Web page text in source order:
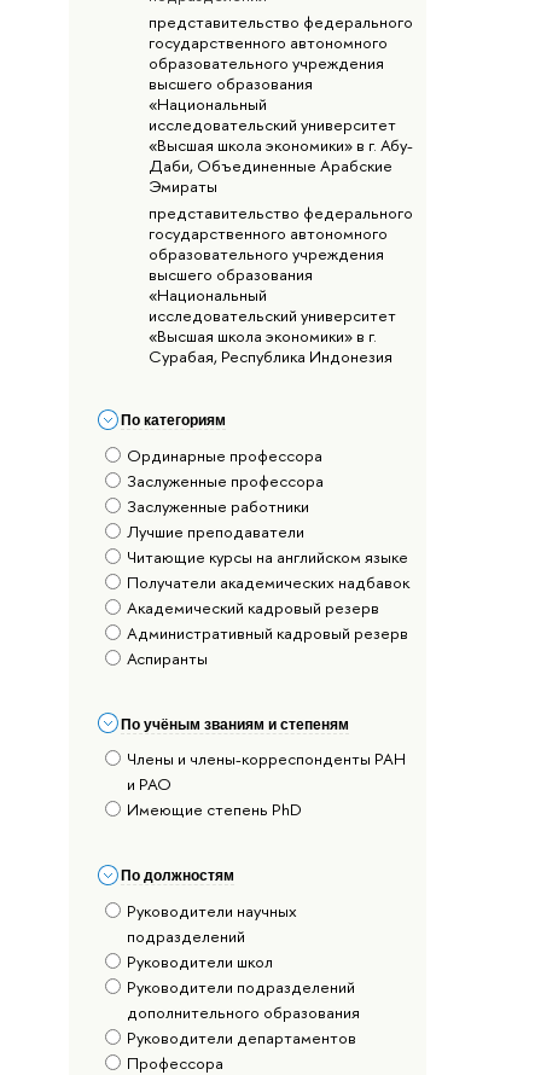
представительство федерального
государственного автономного
образовательного учреждения
высшего образования
«Национальный
исследовательский университет
«Высшая школа экономики» в г. Абу-
Даби, Объединенные Арабские
Эмираты
представительство федерального
государственного автономного
образовательного учреждения
высшего образования
«Национальный
исследовательский университет
«Высшая школа экономики» в г.
Сурабая, Республика Индонезия
По категориям
Ординарные профессора
Заслуженные профессора
Заслуженные работники
Лучшие преподаватели
Читающие курсы на английском языке
Получатели академических надбавок
Академический кадровый резерв
Административный кадровый резерв
Аспиранты
По учёным званиям и степеням
Члены и члены-корреспонденты РАН
и РАО
Имеющие степень PhD
По должностям
Руководители научных
подразделений
Руководители школ
Руководители подразделений
дополнительного образования
Руководители департаментов
Профессора